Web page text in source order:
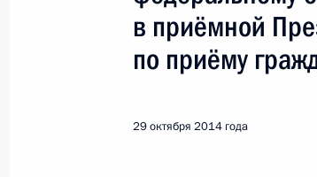
Поиск по руководителю,
Все руководители, регионы,
в приёмной
по приёму
29 октября 2014 года